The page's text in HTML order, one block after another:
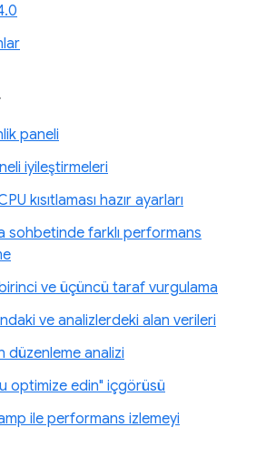
paneli
iyileştirmeleri
kısıtlaması hazır ayarları
sohbetinde farklı performans
ve üçüncü taraf vurgulama
ve analizlerdeki alan verileri
düzenleme analizi
optimize edin" içgörüsü
ile performans izlemeyi